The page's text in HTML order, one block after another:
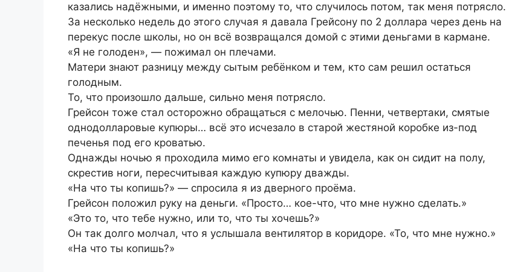
казались надёжными, и именно поэтому то, что случилось потом, так меня потрясло.
За несколько недель до этого случая я давала Грейсону по 2 доллара через день на
перекус после школы, но он всё возвращался домой с этими деньгами в кармане.
«Я не голоден», — пожимал он плечами.
Матери знают разницу между сытым ребёнком и тем, кто сам решил остаться
голодным.
То, что произошло дальше, сильно меня потрясло.
Грейсон тоже стал осторожно обращаться с мелочью. Пенни, четвертаки, смятые
однодолларовые купюры… всё это исчезало в старой жестяной коробке из-под
печенья под его кроватью.
Однажды ночью я проходила мимо его комнаты и увидела, как он сидит на полу,
скрестив ноги, пересчитывая каждую купюру дважды.
«На что ты копишь?» — спросила я из дверного проёма.
Грейсон положил руку на деньги. «Просто… кое-что, что мне нужно сделать.»
«Это то, что тебе нужно, или то, что ты хочешь?»
Он так долго молчал, что я услышала вентилятор в коридоре. «То, что мне нужно.»
«На что ты копишь?»